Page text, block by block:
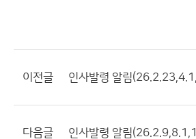
이전글 인사발령 알림
다음글 인사발령 알림